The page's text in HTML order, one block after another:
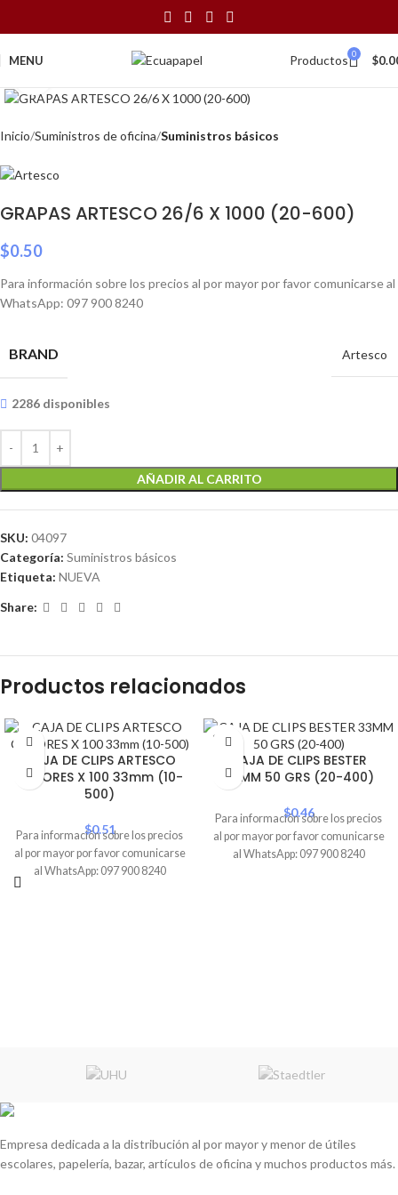
MENU Productos 0 $
Inicio Suministros de oficina Suministros básicos
GRAPAS ARTESCO 26/6 X 1000 (20-600)
$0.50
Para información sobre los precios al por mayor por favor comunicarse al
WhatsApp: 097 900 8240
BRAND Artesco
2286 disponibles
AÑADIR AL CARRITO
SKU: 04097
Categoría: Suministros básicos
Etiqueta: NUEVA
Share:
Productos relacionados
CAJA DE CLIPS ARTESCO
COLORES X 100 33mm (10-
500)
$0.51
Para información sobre los precios
al por mayor por favor comunicarse
al WhatsApp: 097 900 8240
SOLD
OUT
CAJA DE CLIPS BESTER
33MM 50 GRS (20-400)
$0.46
Para información sobre los precios
al por mayor por favor comunicarse
al WhatsApp: 097 900 8240
Empresa dedicada a la distribución al por mayor y menor de útiles
escolares, papelería, bazar, artículos de oficina y muchos productos más.